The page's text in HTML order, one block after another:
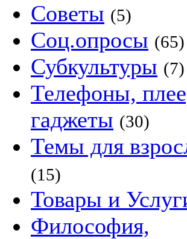
Советы (5)
Соц.опросы (65)
Субкультуры (7)
Телефоны,
гаджеты (30)
Темы для
(15)
Товары и
Философия,